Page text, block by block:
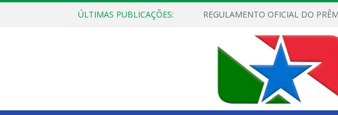
ÚLTIMAS PUBLICAÇÕES: